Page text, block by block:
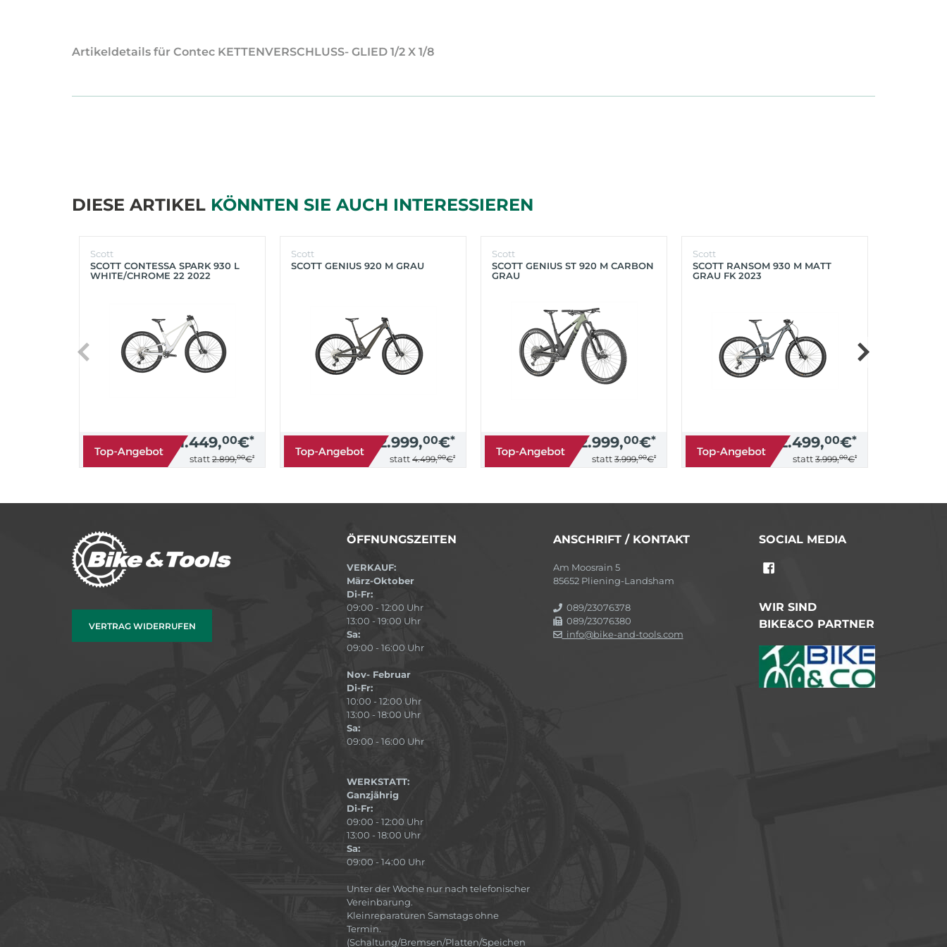
Artikeldetails für Contec KETTENVERSCHLUSS- GLIED 1/2 X 1/8
DIESE ARTIKEL KÖNNTEN SIE AUCH INTERESSIEREN
Scott
SCOTT CONTESSA SPARK 930 L
WHITE/CHROME 22 2022
1.449,00€*
statt 2.899,00€*
Scott
SCOTT GENIUS 920 M GRAU
2.999,00€*
statt 4.499,00€*
Scott
SCOTT GENIUS ST 920 M CARBON
GRAU
2.999,00€*
statt 3.999,00€*
Scott
SCOTT RANSOM 930 M MATT
GRAU FK 2023
2.499,00€*
statt 3.999,00€*
VERTRAG WIDERRUFEN
ÖFFNUNGSZEITEN
VERKAUF:
März-Oktober
Di-Fr:
09:00 - 12:00 Uhr
13:00 - 19:00 Uhr
Sa:
09:00 - 16:00 Uhr
Nov- Februar
Di-Fr:
10:00 - 12:00 Uhr
13:00 - 18:00 Uhr
Sa:
09:00 - 16:00 Uhr
WERKSTATT:
Ganzjährig
Di-Fr:
09:00 - 12:00 Uhr
13:00 - 18:00 Uhr
Sa:
09:00 - 14:00 Uhr
Unter der Woche nur nach telefonischer
Vereinbarung.
Kleinreparaturen Samstags ohne
Termin.
(Schaltung/Bremsen/Platten/Speichen
ANSCHRIFT / KONTAKT
Am Moosrain 5
85652 Pliening-Landsham
089/23076378
089/23076380
info@bike-and-tools.com
SOCIAL MEDIA
WIR SIND
BIKE&CO PARTNER